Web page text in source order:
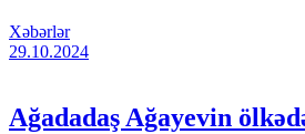
Xəbərlər
29.10.2024
Ağadadaş Ağayevin